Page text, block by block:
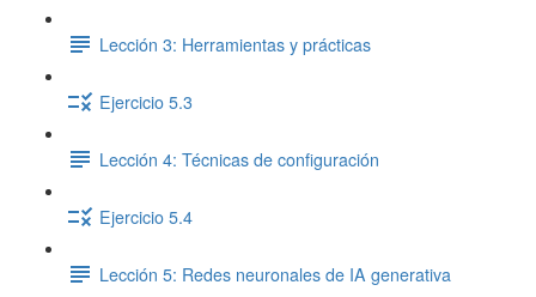
Lección 3: Herramientas y prácticas
Ejercicio 5.3
Lección 4: Técnicas de configuración
Ejercicio 5.4
Lección 5: Redes neuronales de IA generativa